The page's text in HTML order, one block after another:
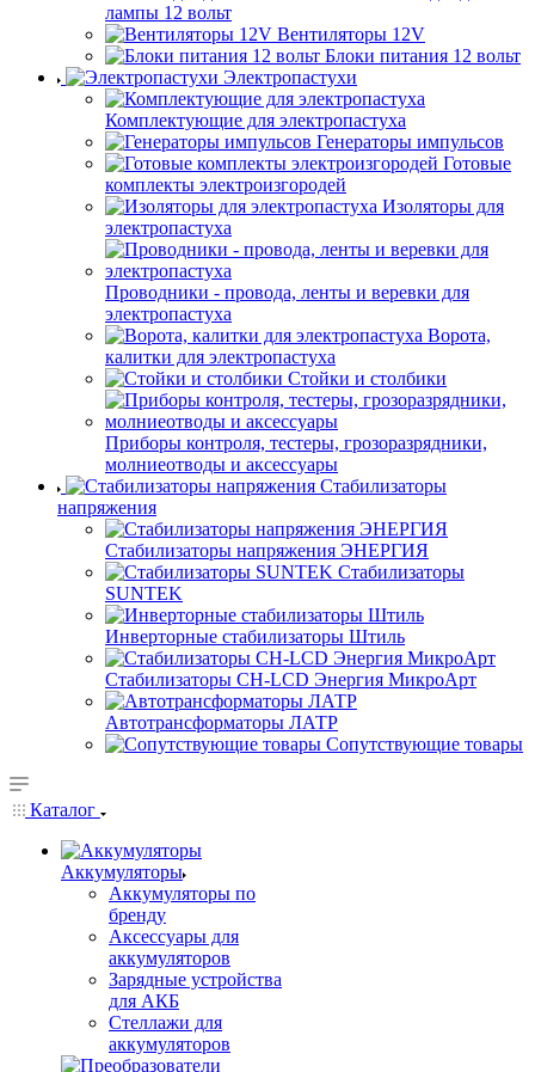
лампы 12 вольт
Вентиляторы 12V
Блоки питания 12 вольт
Электропастухи
Комплектующие для электропастуха
Генераторы импульсов
Готовые
комплекты электроизгородей
Изоляторы для
электропастуха
Проводники - провода, ленты и веревки для
электропастуха
Ворота,
калитки для электропастуха
Стойки и столбики
Приборы контроля, тестеры, грозоразрядники,
молниеотводы и аксессуары
Стабилизаторы
напряжения
Стабилизаторы напряжения ЭНЕРГИЯ
Стабилизаторы
SUNTEK
Инверторные стабилизаторы Штиль
Стабилизаторы СН-LCD Энepгия МикроАрт
Автотрансформаторы ЛАТР
Сопутствующие товары
Каталог
Аккумуляторы
Аккумуляторы по
бренду
Аксессуары для
аккумуляторов
Зарядные устройства
для АКБ
Стеллажи для
аккумуляторов